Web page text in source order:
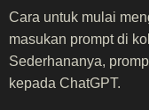
Cara untuk mulai
masukan prompt di
Sederhananya,
kepada ChatGPT.